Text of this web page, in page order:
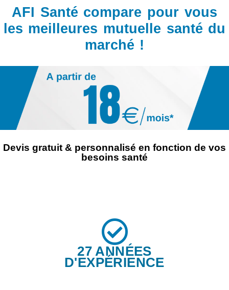
AFI Santé compare pour vous
les meilleures mutuelle santé du
marché !
Devis gratuit & personnalisé en fonction de vos
besoins santé
27 ANNÉES
D'EXPÉRIENCE